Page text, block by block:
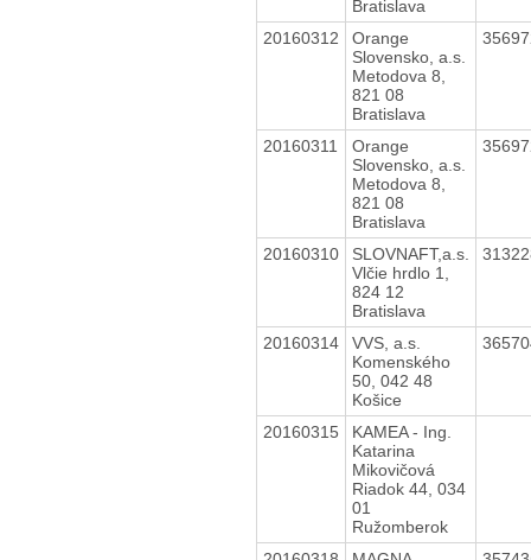
Bratislava
20160312
Orange
Slovensko, a.s.
Metodova 8,
821 08
Bratislava
20160311
Orange
Slovensko, a.s.
Metodova 8,
821 08
Bratislava
20160310
SLOVNAFT,a.s.
Vlčie hrdlo 1,
824 12
Bratislava
20160314
VVS, a.s.
Komenského
50, 042 48
Košice
20160315
KAMEA - Ing.
Katarina
Mikovičová
Riadok 44, 034
01
Ružomberok